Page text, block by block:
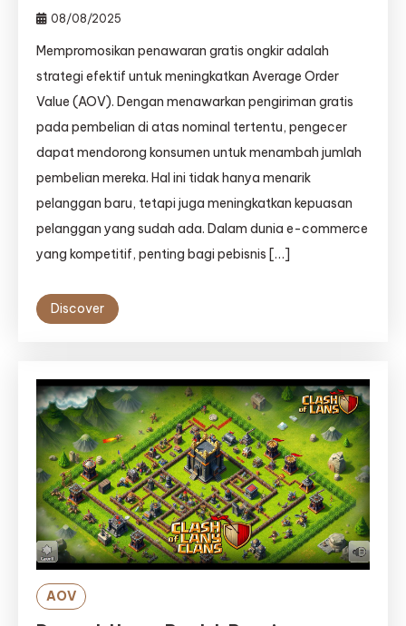
08/08/2025
Mempromosikan penawaran gratis ongkir adalah
strategi efektif untuk meningkatkan Average Order
Value (AOV). Dengan menawarkan pengiriman gratis
pada pembelian di atas nominal tertentu, pengecer
dapat mendorong konsumen untuk menambah jumlah
pembelian mereka. Hal ini tidak hanya menarik
pelanggan baru, tetapi juga meningkatkan kepuasan
pelanggan yang sudah ada. Dalam dunia e-commerce
yang kompetitif, penting bagi pebisnis […]
Discover
AOV